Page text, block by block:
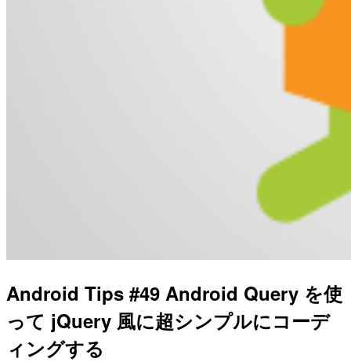
Android Tips #49 Android Query を使
って jQuery 風に超シンプルにコーデ
ィングする